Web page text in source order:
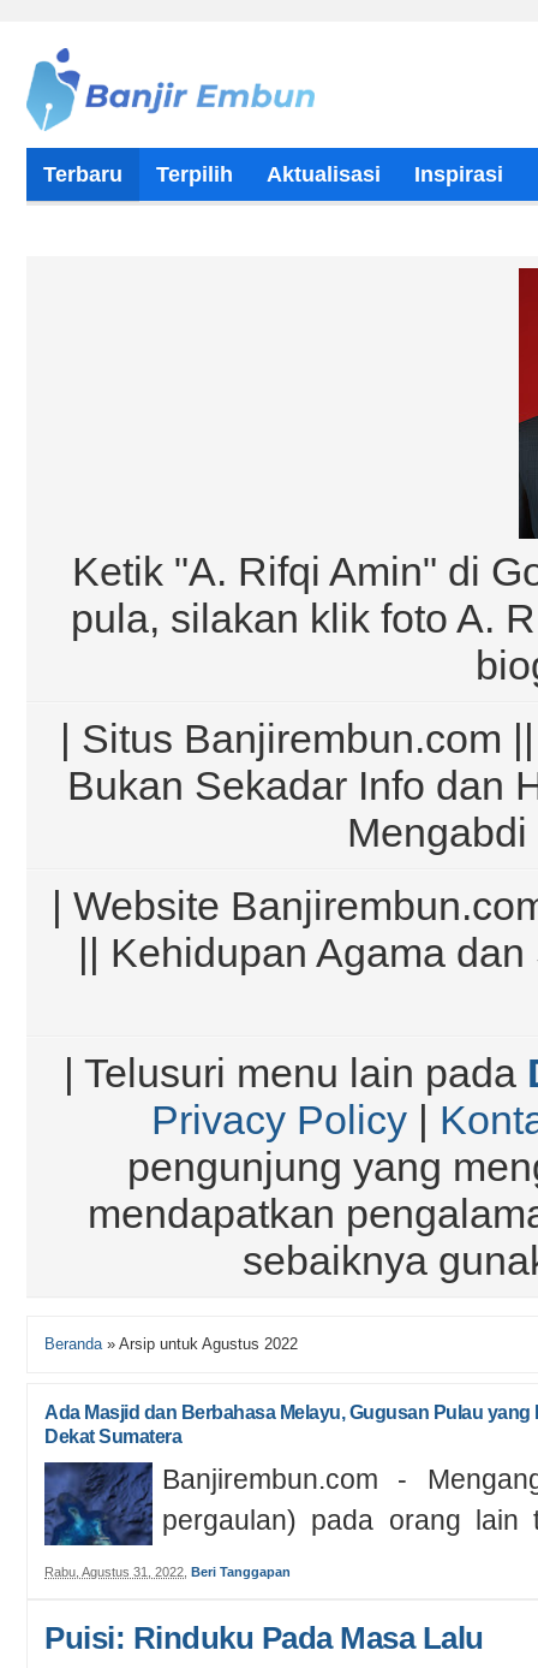
Terbaru Terpilih Aktualisasi Inspirasi
Ketik "A. Rifqi Amin" di
pula, silakan klik foto A.
| Situs Banjirembun.com
Bukan Sekadar Info dan
| Website
|| Kehidupan Agama
| Telusuri menu lain pada
Privacy Policy|
pengunjung yang
mendapatkan
sebaiknya
Beranda » Arsip untuk Agustus 2022
Ada Masjid dan Berbahasa Melayu, Gugusan Pulau
Dekat Sumatera
Banjirembun.com -
pergaulan) pada orang lain
wawasannya ternyata cuma
Rabu, Agustus 31, 2022 Beri Tanggapan
Puisi: Rinduku Pada Masa Lalu